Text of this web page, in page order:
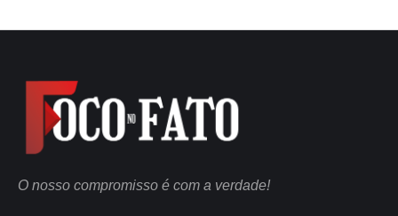
O nosso compromisso é com a verdade!